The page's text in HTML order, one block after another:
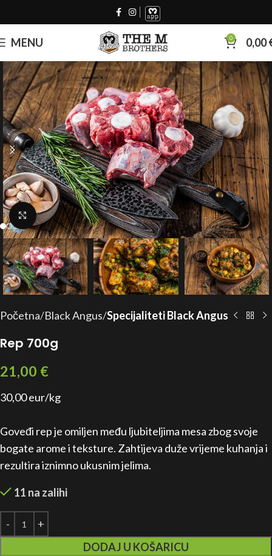
MENU 0 0,00
Click to enlarge
Početna Black Angus Specijaliteti Black Angus
Rep 700g
21,00 €
30,00 eur/kg
Goveđi rep je omiljen među ljubiteljima mesa zbog svoje
bogate arome i teksture. Zahtijeva duže vrijeme kuhanja i
rezultira iznimno ukusnim jelima.
11 na zalihi
DODAJ U KOŠARICU